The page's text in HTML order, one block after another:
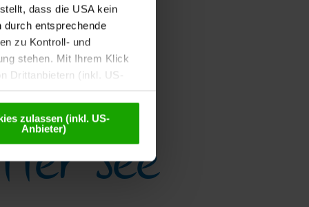
dass die USA kein
entsprechende
zu Kontroll- und
stehen. Mit Ihrem Klick
Drittanbietern (inkl. US-
zulassen (inkl. US-
Anbieter)
See